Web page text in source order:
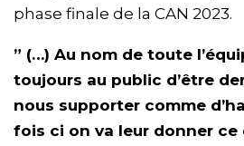
phase finale de la CAN 2023.
” (…) Au nom de toute
toujours au public d’être
nous supporter comme
fois ci on va leur donner ce